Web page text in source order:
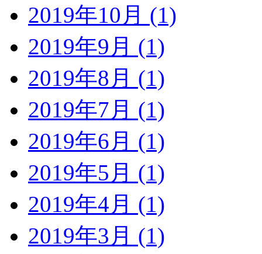
2019年10月 (1)
2019年9月 (1)
2019年8月 (1)
2019年7月 (1)
2019年6月 (1)
2019年5月 (1)
2019年4月 (1)
2019年3月 (1)